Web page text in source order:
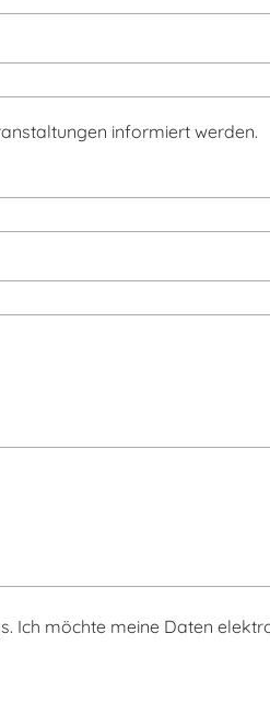
informiert werden.
Ich möchte meine Daten